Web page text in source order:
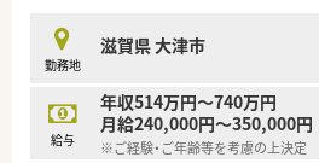
勤務地
滋賀県 大津市
給与
年収514万円～740万円
月給240,000円～350,000円
※ご経験・ご年齢等を考慮の上決定